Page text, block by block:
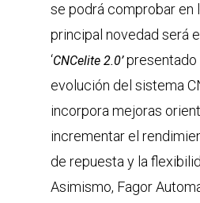
se podrá comprobar en
principal novedad será
‘CNCelite 2.0’presentado
evolución del sistema
incorpora mejoras
incrementar el
de repuesta y la
Asimismo, Fagor